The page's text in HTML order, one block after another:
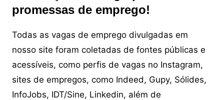
promessas de emprego!
Todas as vagas de emprego divulgadas em
nosso site foram coletadas de fontes públicas e
acessíveis, como perfis de vagas no Instagram,
sites de empregos, como Indeed, Gupy, Sólides,
InfoJobs, IDT/Sine, Linkedin, além de